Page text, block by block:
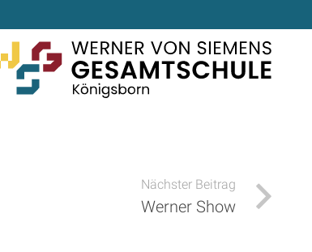
Nächster Beitrag
Werner Show